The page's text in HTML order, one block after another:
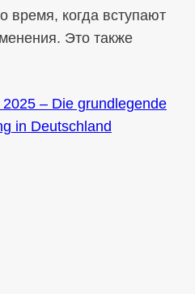
время, когда вступают
Это также